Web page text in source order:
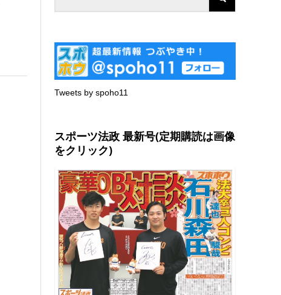
Tweets by spoho11
スポーツ法政 最新号(定期購読は画像
をクリック)